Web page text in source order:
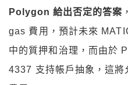
Polygon 給出否定的答案
gas 費用，預計未來
中的質押和治理，而由於
4337 支持帳戶抽象，這